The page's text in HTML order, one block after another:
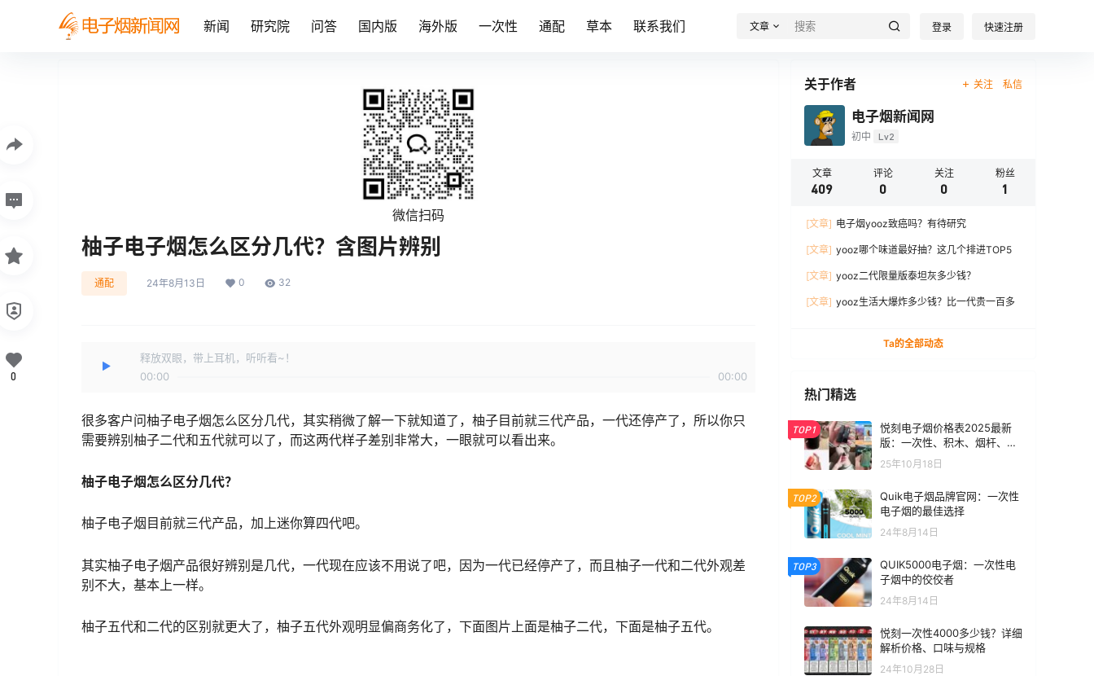
新闻 研究院 问答 国内版 海外版 一次性 通配 草本 联系我们 文章 登录 快速注册
微信扫码
柚子电子烟怎么区分几代？含图片辨别
通配 24年8月13日 0 32
释放双眼，带上耳机，听听看~！
00:00
00:00
很多客户问柚子电子烟怎么区分几代，其实稍微了解一下就知道了，柚子目前就三代产品，一代还停产了，所以你只
需要辨别柚子二代和五代就可以了，而这两代样子差别非常大，一眼就可以看出来。
柚子电子烟怎么区分几代？
柚子电子烟目前就三代产品，加上迷你算四代吧。
其实柚子电子烟产品很好辨别是几代，一代现在应该不用说了吧，因为一代已经停产了，而且柚子一代和二代外观差
别不大，基本上一样。
柚子五代和二代的区别就更大了，柚子五代外观明显偏商务化了，下面图片上面是柚子二代，下面是柚子五代。
0
关于作者 关注 私信
电子烟新闻网
初中 Lv2
文章
409
评论
0
关注
0
粉丝
1
[文章] 电子烟yooz致癌吗？有待研究
[文章] yooz哪个味道最好抽？这几个排进TOP5
[文章] yooz二代限量版泰坦灰多少钱？
[文章] yooz生活大爆炸多少钱？比一代贵一百多
Ta的全部动态
热门精选
TOP1
悦刻电子烟价格表2025最新
版：一次性、积木、烟杆、烟
弹全价位汇总
25年10月18日
TOP2
Quik电子烟品牌官网：一次性
电子烟的最佳选择
24年8月14日
TOP3
QUIK5000电子烟：一次性电
子烟中的佼佼者
24年8月14日
悦刻一次性4000多少钱？详细
解析价格、口味与规格
24年10月28日